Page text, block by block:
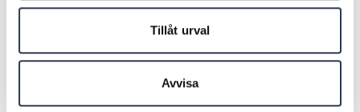
Tillåt urval
Avvisa
Sb1 Markets
gustav.olsson@sb1markets.com
Telefon: +46 709 71 82 32